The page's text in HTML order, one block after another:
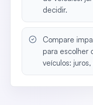
decidir.
Compare
para escolher
veículos: